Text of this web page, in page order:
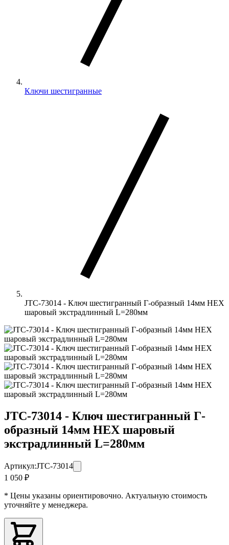
Ключи шестигранные
JTC-73014 - Ключ шестигранный Г-образный 14мм HEX
шаровый экстрадлинный L=280мм
JTC-73014 - Ключ шестигранный Г-
образный 14мм HEX шаровый
экстрадлинный L=280мм
Артикул:JTC-73014
1 050 ₽
* Цены указаны ориентировочно. Актуальную стоимость
уточняйте у менеджера.